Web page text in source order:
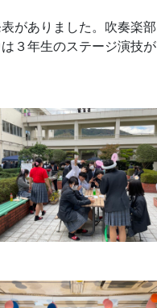
がありました。吹奏楽部
３年生のステージ演技が